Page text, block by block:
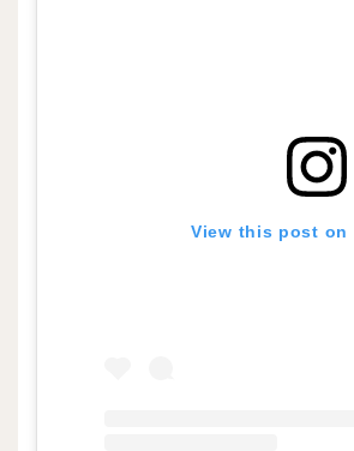
View this post on